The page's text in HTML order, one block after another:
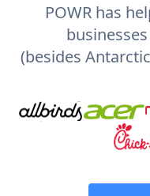
POWR has
(besides